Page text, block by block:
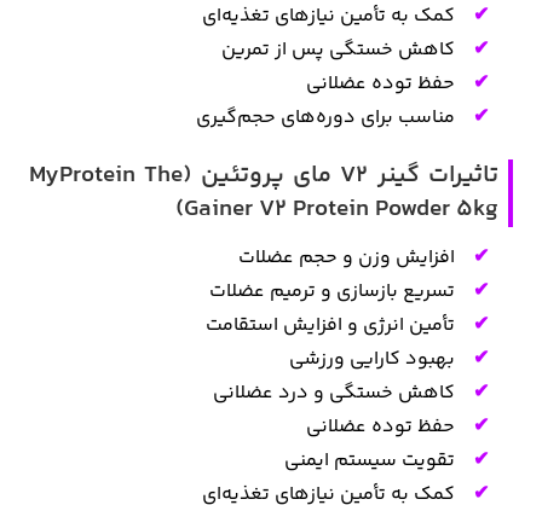
کمک به تأمین نیازهای تغذیه‌ای
کاهش خستگی پس از تمرین
حفظ توده عضلانی
مناسب برای دوره‌های حجم‌گیری
تاثیرات گینر V2 مای پروتئین (MyProtein The
Gainer V2 Protein Powder 5kg)
افزایش وزن و حجم عضلات
تسریع بازسازی و ترمیم عضلات
تأمین انرژی و افزایش استقامت
بهبود کارایی ورزشی
کاهش خستگی و درد عضلانی
حفظ توده عضلانی
تقویت سیستم ایمنی
کمک به تأمین نیازهای تغذیه‌ای